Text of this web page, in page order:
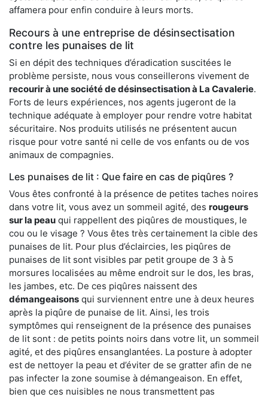
affamera pour enfin conduire à leurs morts.
Recours à une entreprise de désinsectisation
contre les punaises de lit
Si en dépit des techniques d’éradication suscitées le
problème persiste, nous vous conseillerons vivement de
recourir à une société de désinsectisation à La Cavalerie.
Forts de leurs expériences, nos agents jugeront de la
technique adéquate à employer pour rendre votre habitat
sécuritaire. Nos produits utilisés ne présentent aucun
risque pour votre santé ni celle de vos enfants ou de vos
animaux de compagnies.
Les punaises de lit : Que faire en cas de piqûres ?
Vous êtes confronté à la présence de petites taches noires
dans votre lit, vous avez un sommeil agité, des rougeurs
sur la peau qui rappellent des piqûres de moustiques, le
cou ou le visage ? Vous êtes très certainement la cible des
punaises de lit. Pour plus d’éclaircies, les piqûres de
punaises de lit sont visibles par petit groupe de 3 à 5
morsures localisées au même endroit sur le dos, les bras,
les jambes, etc. De ces piqûres naissent des
démangeaisons qui surviennent entre une à deux heures
après la piqûre de punaise de lit. Ainsi, les trois
symptômes qui renseignent de la présence des punaises
de lit sont : de petits points noirs dans votre lit, un sommeil
agité, et des piqûres ensanglantées. La posture à adopter
est de nettoyer la peau et d’éviter de se gratter afin de ne
pas infecter la zone soumise à démangeaison. En effet,
bien que ces nuisibles ne nous transmettent pas